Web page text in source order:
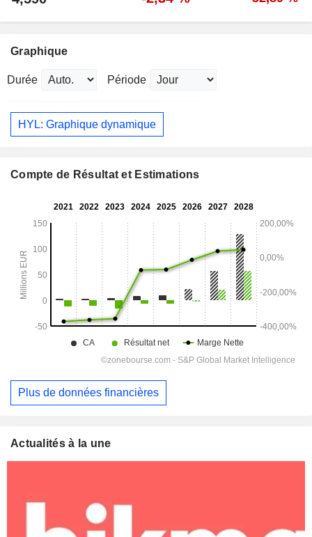
Graphique
Durée Période
HYL: Graphique dynamique
Compte de Résultat et Estimations
Plus de données financières
Actualités à la une